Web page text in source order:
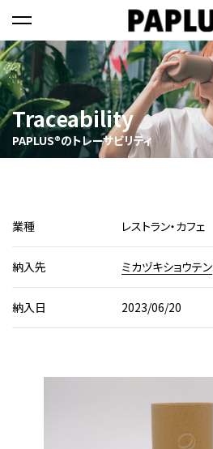
Traceability
PAPLUS®のトレーサビリティ
業種 レストラン・カフェ
納入先 ミカヅキショウテン
納入日 2023/06/20